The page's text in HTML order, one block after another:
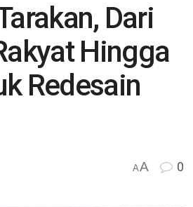
Dari
Hingga
Redesain
AA 0